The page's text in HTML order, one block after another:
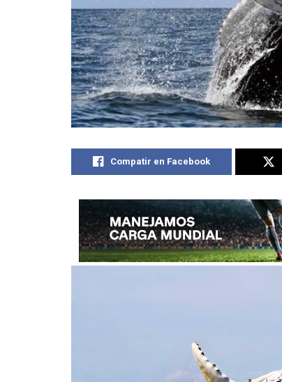
Compatir en Facebook